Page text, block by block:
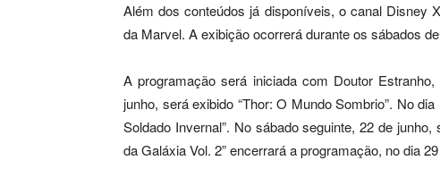
Além dos conteúdos já disponíveis, o canal Disney
da Marvel. A exibição ocorrerá durante os sábados
A programação será iniciada com Doutor
junho, será exibido “Thor: O Mundo Sombrio”. No
Soldado Invernal”. No sábado seguinte, 22 de
da Galáxia Vol. 2” encerrará a programação, no dia